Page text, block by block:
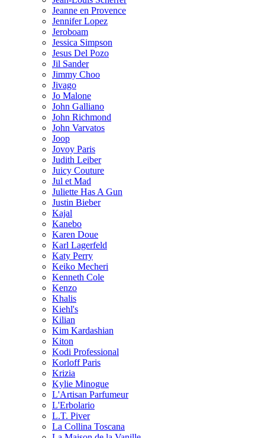
Jeanne en Provence
Jennifer Lopez
Jeroboam
Jessica Simpson
Jesus Del Pozo
Jil Sander
Jimmy Choo
Jivago
Jo Malone
John Galliano
John Richmond
John Varvatos
Joop
Jovoy Paris
Judith Leiber
Juicy Couture
Jul et Mad
Juliette Has A Gun
Justin Bieber
Kajal
Kanebo
Karen Doue
Karl Lagerfeld
Katy Perry
Keiko Mecheri
Kenneth Cole
Kenzo
Khalis
Kiehl's
Kilian
Kim Kardashian
Kiton
Kodi Professional
Korloff Paris
Krizia
Kylie Minogue
L'Artisan Parfumeur
L'Erbolario
L.T. Piver
La Collina Toscana